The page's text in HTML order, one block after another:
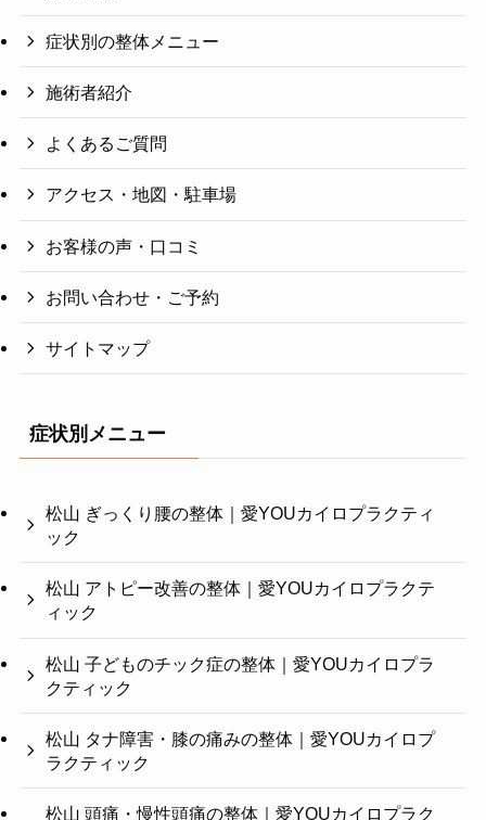
症状別の整体メニュー
施術者紹介
よくあるご質問
アクセス・地図・駐車場
お客様の声・口コミ
お問い合わせ・ご予約
サイトマップ
症状別メニュー
松山 ぎっくり腰の整体｜愛YOUカイロプラクティ
ック
松山 アトピー改善の整体｜愛YOUカイロプラクテ
ィック
松山 子どものチック症の整体｜愛YOUカイロプラ
クティック
松山 タナ障害・膝の痛みの整体｜愛YOUカイロプ
ラクティック
松山 頭痛・慢性頭痛の整体｜愛YOUカイロプラク